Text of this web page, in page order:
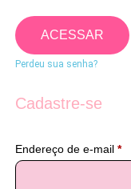
ACESSAR
Perdeu sua senha?
Cadastre-se
Endereço de e-mail *